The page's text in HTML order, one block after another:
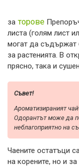
за торове
листа (голям лист
могат да съдържат
за растенията. В
прясно, така и
Съвет!
Ароматизираният
Одорантът може да
неблагоприятно на
Чаените остатъци
на корените, но и